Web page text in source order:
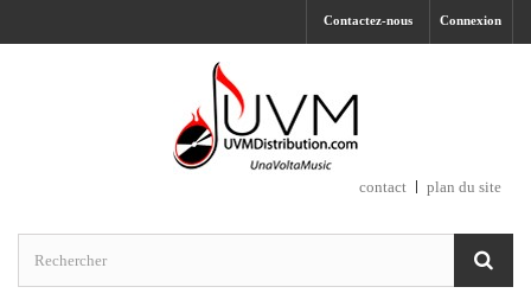
Connexion
Contactez-nous
contact plan du site